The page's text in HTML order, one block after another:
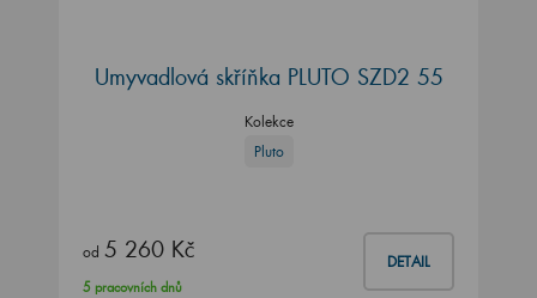
Umyvadlová skříňka PLUTO SZD2 55
Kolekce
Pluto
od 5 260 Kč DETAIL
5 pracovních dnů